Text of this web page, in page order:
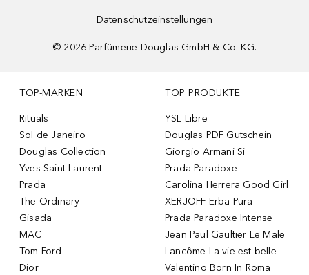
Datenschutzeinstellungen
© 2026 Parfümerie Douglas GmbH & Co. KG.
TOP-MARKEN
Rituals
Sol de Janeiro
Douglas Collection
Yves Saint Laurent
Prada
The Ordinary
Gisada
MAC
Tom Ford
Dior
TOP PRODUKTE
YSL Libre
Douglas PDF Gutschein
Giorgio Armani Si
Prada Paradoxe
Carolina Herrera Good Girl
XERJOFF Erba Pura
Prada Paradoxe Intense
Jean Paul Gaultier Le Male
Lancôme La vie est belle
Valentino Born In Roma